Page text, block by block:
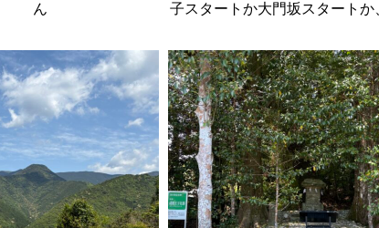
ん
子スタートか大門坂スタートか